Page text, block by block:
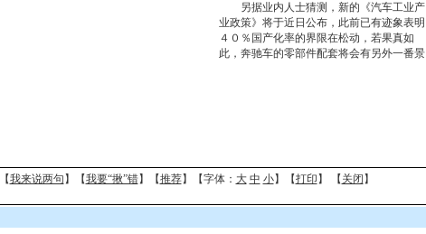
另据业内人士猜测，新的《汽车工业产
业政策》将于近日公布，此前已有迹象表明
４０％国产化率的界限在松动，若果真如
此，奔驰车的零部件配套将会有另外一番景
我来说两句 】【我要“揪”错】【推荐】【字体： 大 中 小】【打印 】 【 关闭 】